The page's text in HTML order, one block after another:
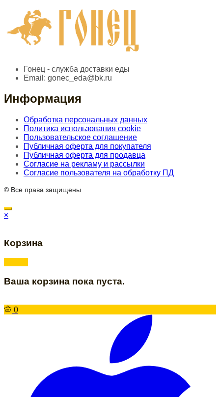
Гонец - служба доставки еды
Email: gonec_eda@bk.ru
Информация
Обработка персональных данных
Политика использования cookie
Пользовательское соглашение
Публичная оферта для покупателя
Публичная оферта для продавца
Согласие на рекламу и рассылки
Согласие пользователя на обработку ПД
© Все права защищены
×
Корзина
Ваша корзина пока пуста.
0